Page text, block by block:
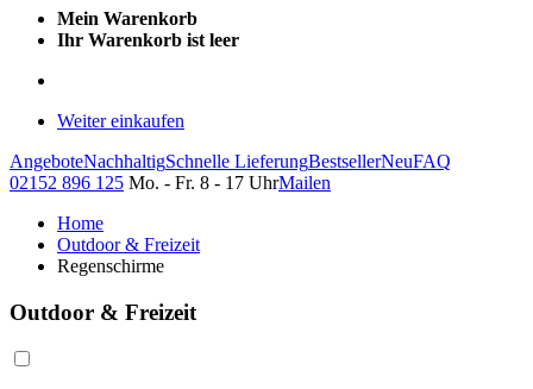
Mein Warenkorb
Ihr Warenkorb ist leer
Weiter einkaufen
AngeboteNachhaltigSchnelle LieferungBestsellerNeuFAQ
02152 896 125 Mo. - Fr. 8 - 17 UhrMailen
Home
Outdoor & Freizeit
Regenschirme
Outdoor & Freizeit